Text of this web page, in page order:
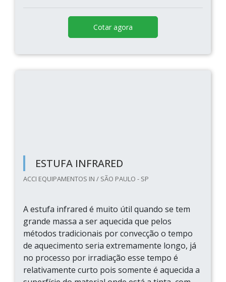
Cotar agora
ESTUFA INFRARED
ACCI EQUIPAMENTOS IN / SÃO PAULO - SP
A estufa infrared é muito útil quando se tem
grande massa a ser aquecida que pelos
métodos tradicionais por convecção o tempo
de aquecimento seria extremamente longo, já
no processo por irradiação esse tempo é
relativamente curto pois somente é aquecida a